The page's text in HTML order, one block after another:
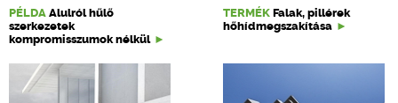
PÉLDA Alulról hűlő
szerkezetek
kompromisszumok nélkül
TERMÉK Falak, pillérek
hőhídmegszakítása